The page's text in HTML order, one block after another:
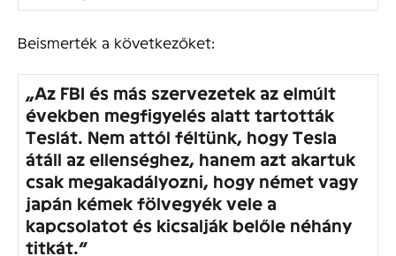
Beismerték a következőket:
„Az FBI és más szervezetek az elmúlt
években megfigyelés alatt tartották
Teslát. Nem attól féltünk, hogy Tesla
átáll az ellenséghez, hanem azt akartuk
csak megakadályozni, hogy német vagy
japán kémek fölvegyék vele a
kapcsolatot és kicsalják belőle néhány
titkát.”